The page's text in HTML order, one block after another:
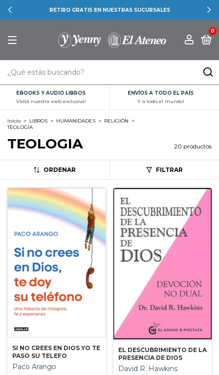
RETIRO GRATIS EN NUESTRAS SUCURSALES
0
EBOOKS Y AUDIO LIBROS
Visitá nuestra web exclusiva!
ENVÍOS A TODO EL PAÍS
Y a todo el mundo!
Inicio > LIBROS > HUMANIDADES > RELIGIÓN
>
TEOLOGIA
TEOLOGIA 20 productos
ORDENAR FILTRAR
SI NO CREES EN DIOS YO TE
PASO SU TELEFO
Paco Arango
EL DESCUBRIMIENTO DE LA
PRESENCIA DE DIOS
David R. Hawkins